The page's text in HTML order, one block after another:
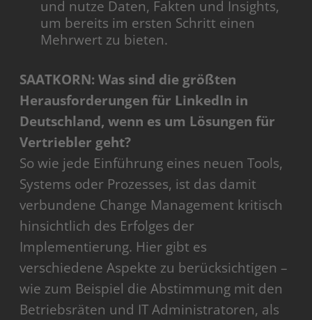
und nutze Daten, Fakten und Insights,
um bereits im ersten Schritt einen
Mehrwert zu bieten.
SAATKORN: Was sind die größten
Herausforderungen für LinkedIn in
Deutschland, wenn es um Lösungen für
Vertriebler geht?
So wie jede Einführung eines neuen Tools,
Systems oder Prozesses, ist das damit
verbundene Change Management kritisch
hinsichtlich des Erfolges der
Implementierung. Hier gibt es
verschiedene Aspekte zu berücksichtigen –
wie zum Beispiel die Abstimmung mit den
Betriebsräten und IT Administratoren, als